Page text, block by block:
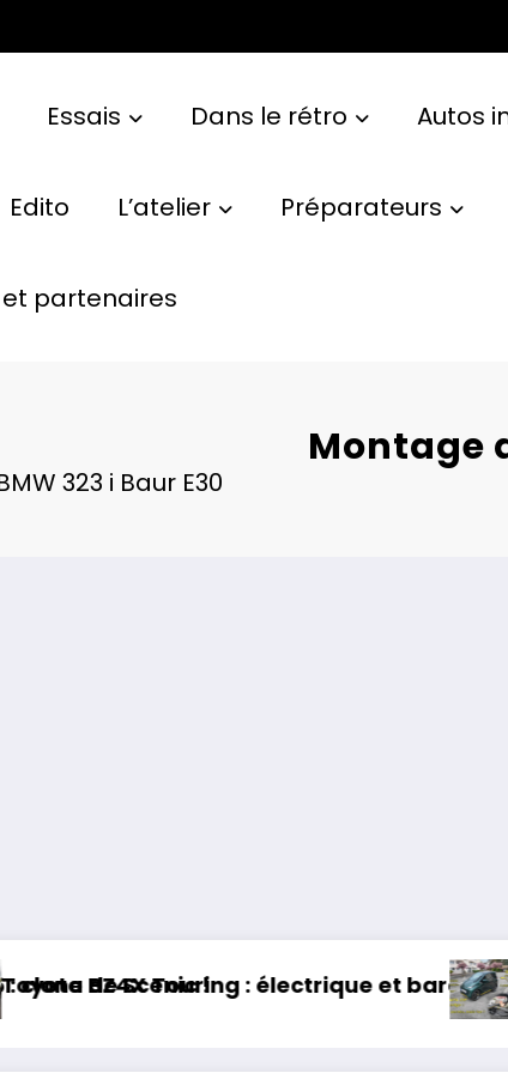
Essais Dans le rétro Autos
Edito L’atelier Préparateurs
partenaires
323 i Baur E30
Montage
baroudeur !Essai Swapa ZIP : Voiture sans